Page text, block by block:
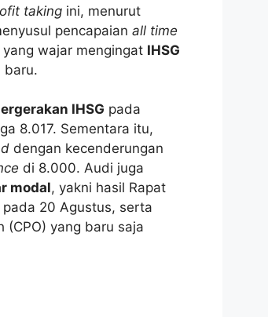
taking ini, menurut
pencapaian all time
wajar mengingat IHSG
baru.
IHSG pada
8.017. Sementara itu,
dengan kecenderungan
di 8.000. Audi juga
modal, yakni hasil Rapat
pada 20 Agustus, serta
(CPO) yang baru saja